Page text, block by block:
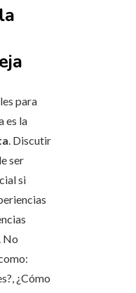
para
es la
. Discutir
ser
si
No
¿Cómo